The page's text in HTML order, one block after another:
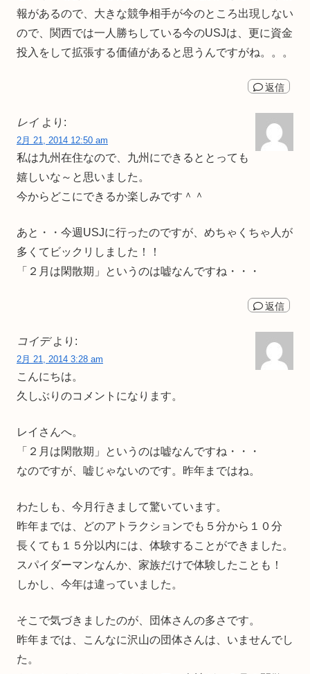
報があるので、大きな競争相手が今のところ出現しない
ので、関西では一人勝ちしている今のUSJは、更に資金
投入をして拡張する価値があると思うんですがね。。。
返信
レイ より:
2月 21, 2014 12:50 am
私は九州在住なので、九州にできるととっても
嬉しいな～と思いました。
今からどこにできるか楽しみです＾＾
あと・・今週USJに行ったのですが、めちゃくちゃ人が
多くてビックリしました！！
「２月は閑散期」というのは嘘なんですね・・・
返信
コイデ より:
2月 21, 2014 3:28 am
こんにちは。
久しぶりのコメントになります。
レイさんへ。
「２月は閑散期」というのは嘘なんですね・・・
なのですが、嘘じゃないのです。昨年まではね。
わたしも、今月行きまして驚いています。
昨年までは、どのアトラクションでも５分から１０分
長くても１５分以内には、体験することができました。
スパイダーマンなんか、家族だけで体験したことも！
しかし、今年は違っていました。
そこで気づきましたのが、団体さんの多さです。
昨年までは、こんなに沢山の団体さんは、いませんでし
た。